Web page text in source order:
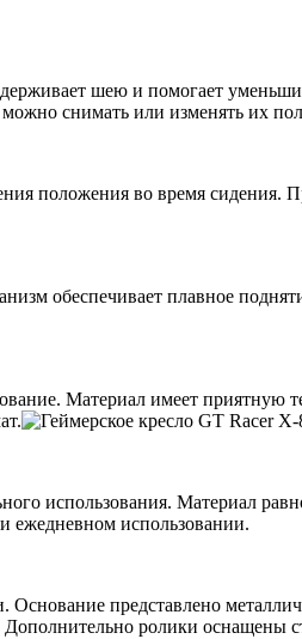
шею и помогает
снимать или изменять их
положения во время сидения.
обеспечивает плавное
Материал имеет приятную
использования. Материал
ежедневном использовании.
представлено
ролики оснащены